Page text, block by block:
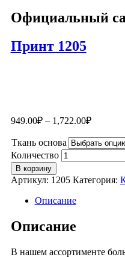
Официальный
Принт 1205
949.00₽– 1,722.00₽
Ткань основа
Количество
В корзину
Артикул: 1205 Категория:
Описание
Описание
В нашем ассортименте